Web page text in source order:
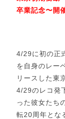
卒業記念〜開
4/29に初の正
を自身のレー
リースした東
4/29のレコ発
った彼女たち
転20周年とな